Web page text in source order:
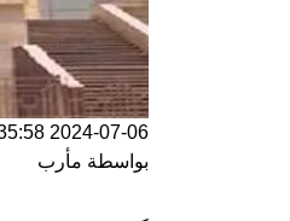
2024-07-06 10:35:58
بواسطة مأرب